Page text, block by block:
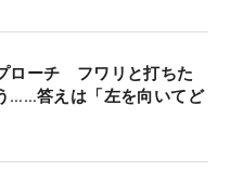
ローチ フワリと打ちた
……答えは「左を向いてど